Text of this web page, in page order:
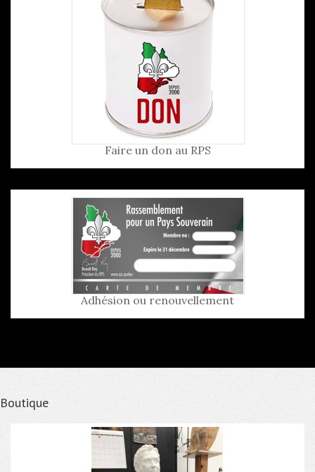
Faire un don au RPS
Adhésion ou renouvellement
Boutique